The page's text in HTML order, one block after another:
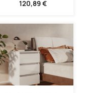
120,89 €